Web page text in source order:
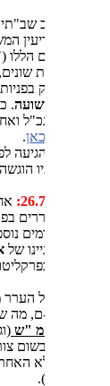
שב"תיק בזק"
המשטרתי בשנים 2014 עד
הללו
שונים, שלא היה
בפניות בצורות
. כ"כ, על פי
ואח"כ מנכ"ל
לפתע
הוגשה ביום
אחרי כשנה
בפרקליטות
נוספים
אילן ישועה.
המדינה
הערר מנומקת
ם, מה שמהווה שקר
(וגם לא
צורה). ככה
האחרונה, עם